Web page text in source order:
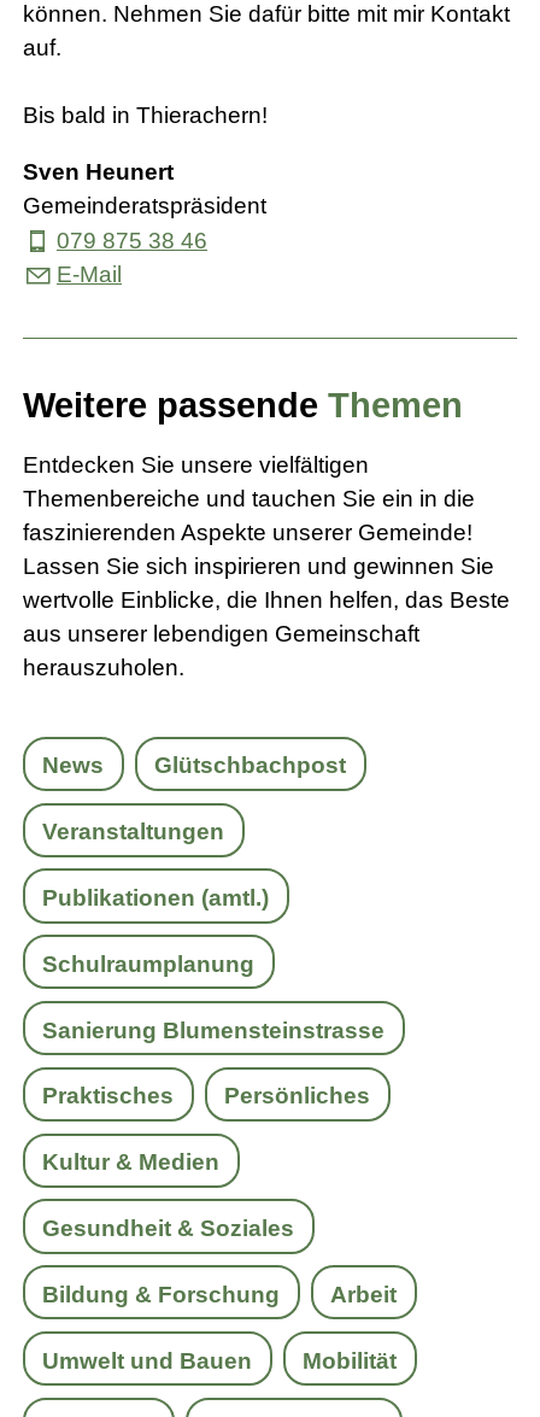
können. Nehmen Sie dafür bitte mit mir Kontakt
auf.
Bis bald in Thierachern!
Sven Heunert
Gemeinderatspräsident
079 875 38 46
E-Mail
Weitere passende Themen
Entdecken Sie unsere vielfältigen
Themenbereiche und tauchen Sie ein in die
faszinierenden Aspekte unserer Gemeinde!
Lassen Sie sich inspirieren und gewinnen Sie
wertvolle Einblicke, die Ihnen helfen, das Beste
aus unserer lebendigen Gemeinschaft
herauszuholen.
News Glütschbachpost
Veranstaltungen
Publikationen (amtl.)
Schulraumplanung
Sanierung Blumensteinstrasse
Praktisches Persönliches
Kultur & Medien
Gesundheit & Soziales
Bildung & Forschung Arbeit
Umwelt und Bauen Mobilität